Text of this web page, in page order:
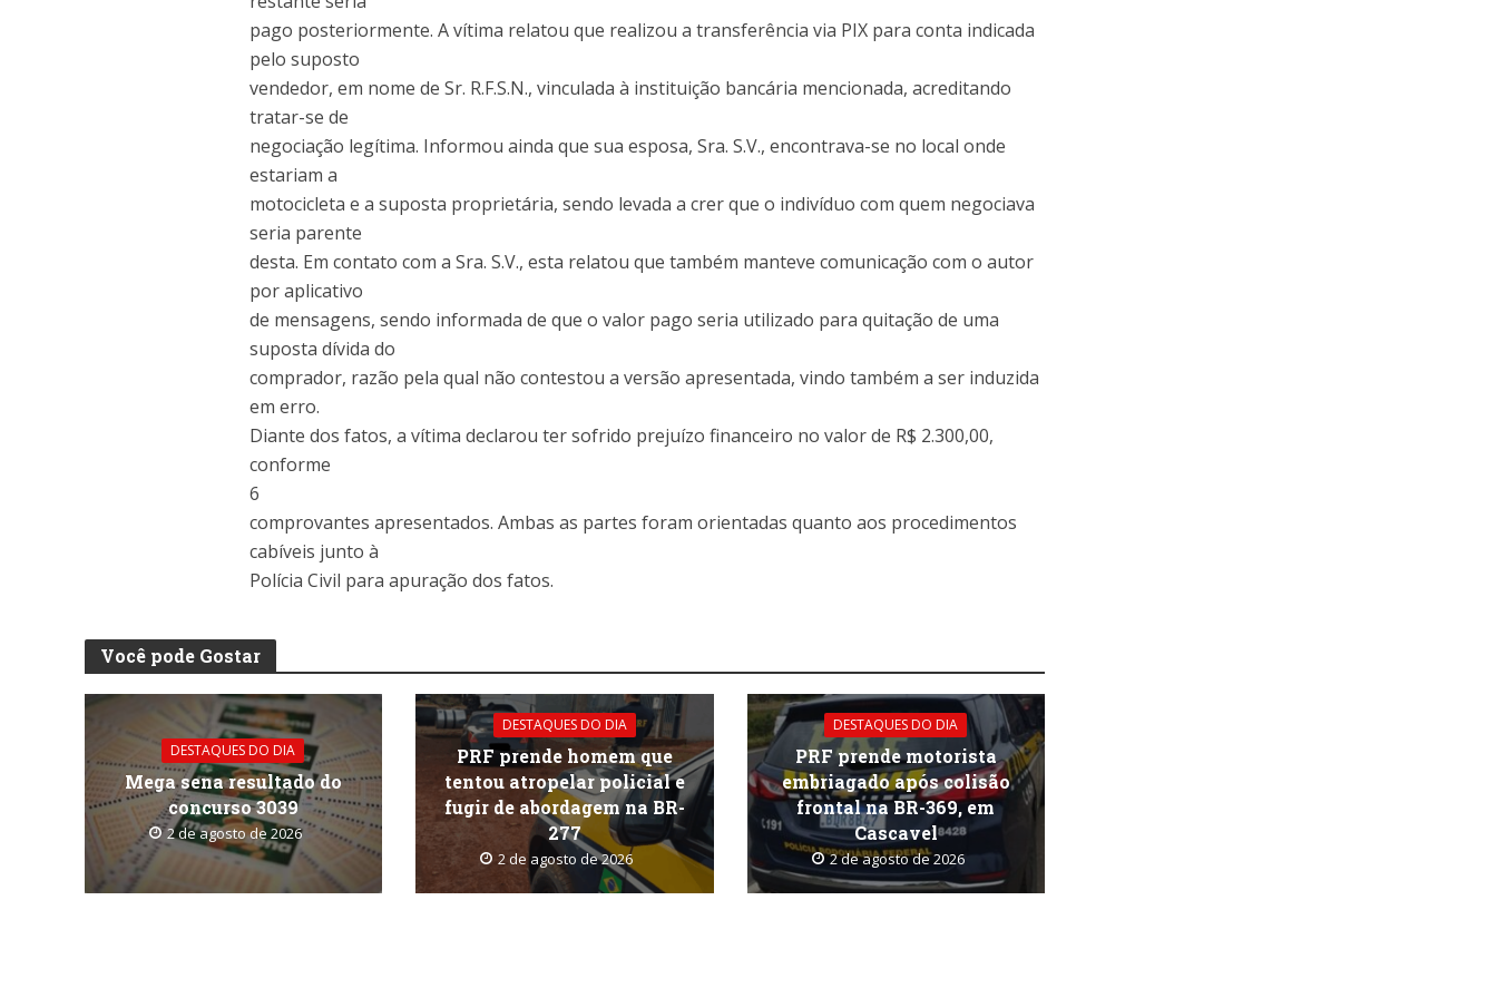
pago posteriormente. A vítima relatou que realizou a transferência via PIX para conta indicada
pelo suposto
vendedor, em nome de Sr. R.F.S.N., vinculada à instituição bancária mencionada, acreditando
tratar-se de
negociação legítima. Informou ainda que sua esposa, Sra. S.V., encontrava-se no local onde
estariam a
motocicleta e a suposta proprietária, sendo levada a crer que o indivíduo com quem negociava
seria parente
desta. Em contato com a Sra. S.V., esta relatou que também manteve comunicação com o autor
por aplicativo
de mensagens, sendo informada de que o valor pago seria utilizado para quitação de uma
suposta dívida do
comprador, razão pela qual não contestou a versão apresentada, vindo também a ser induzida
em erro.
Diante dos fatos, a vítima declarou ter sofrido prejuízo financeiro no valor de R$ 2.300,00,
conforme
6
comprovantes apresentados. Ambas as partes foram orientadas quanto aos procedimentos
cabíveis junto à
Polícia Civil para apuração dos fatos.
Você pode Gostar
DESTAQUES DO DIA
Mega sena resultado do
concurso 3039
2 de agosto de 2026
DESTAQUES DO DIA
PRF prende homem que
tentou atropelar policial e
fugir de abordagem na BR-
277
2 de agosto de 2026
DESTAQUES DO DIA
PRF prende motorista
embriagado após colisão
frontal na BR-369, em
Cascavel
2 de agosto de 2026